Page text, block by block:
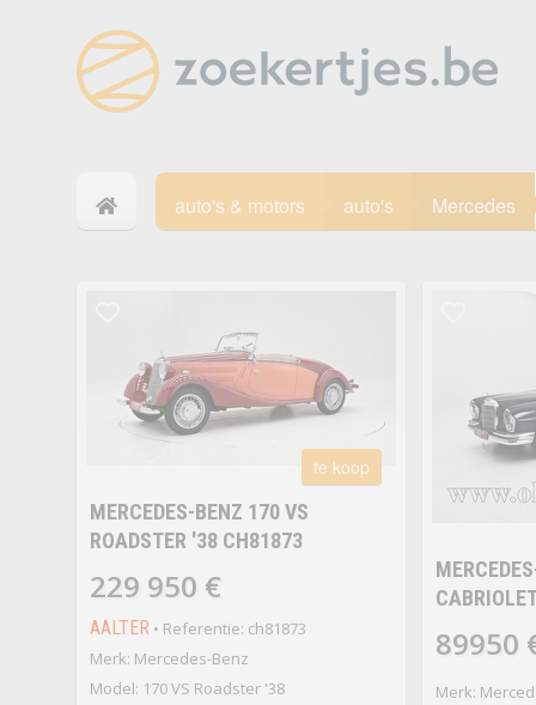
auto's & motors auto's Mercedes
te koop
MERCEDES-BENZ 170 VS
ROADSTER '38 CH81873
229 950 €
AALTER• Referentie: ch81873
Merk: Mercedes-Benz
Model: 170 VS Roadster '38
89950
Merk: